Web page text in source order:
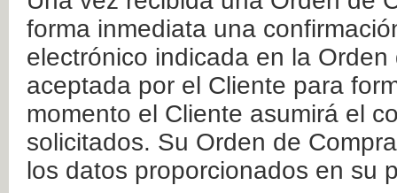
forma inmediata una
electrónico indicada en la
aceptada por el Cliente para
momento el Cliente asumirá el
solicitados. Su Orden de
los datos proporcionados en su